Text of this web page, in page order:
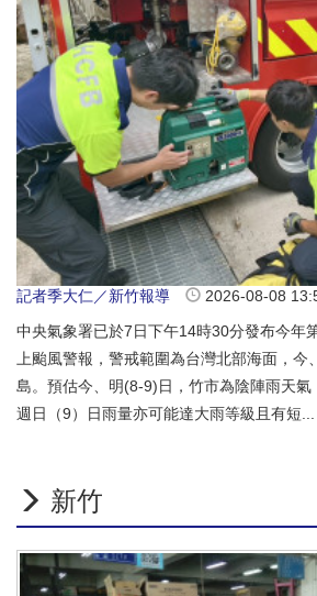
加油(11:40)
「資安與你我的距
公所協助同仁強化安
輔導會訪新竹榮服
(10:17)
記者季大仁／新竹報導
2026-08-08
中央氣象署已於7日下午14時30分發布今年
上颱風警報，警戒範圍為台灣北部海面，今
島。預估今、明(8-9)日，竹市為陰陣雨天氣
週日（9）日雨量亦可能達大雨等級且有短...
新竹